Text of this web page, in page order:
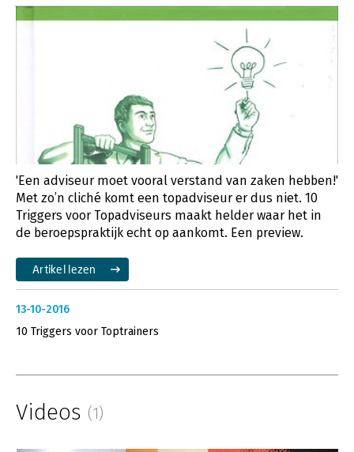
'Een adviseur moet vooral verstand van zaken hebben!'
Met zo’n cliché komt een topadviseur er dus niet. 10
Triggers voor Topadviseurs maakt helder waar het in
de beroepspraktijk echt op aankomt. Een preview.
Artikel lezen
13-10-2016
10 Triggers voor Toptrainers
Videos (1)